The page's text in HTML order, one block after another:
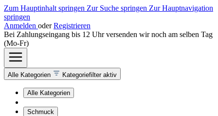
Zum Hauptinhalt springen Zur Suche springen Zur Hauptnavigation
springen
Anmelden oder Registrieren
Bei Zahlungseingang bis 12 Uhr versenden wir noch am selben Tag
(Mo-Fr)
Alle Kategorien Kategoriefilter aktiv
Alle Kategorien
Schmuck